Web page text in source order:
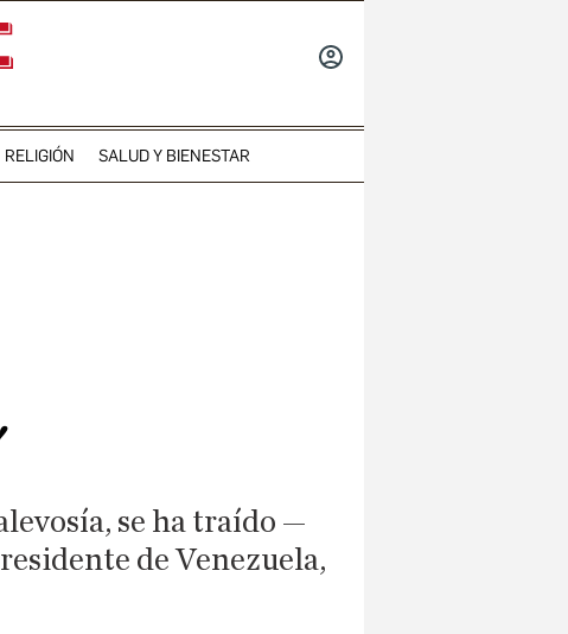
RELIGIÓN SALUD Y BIENESTAR
se ha traído —
de Venezuela,